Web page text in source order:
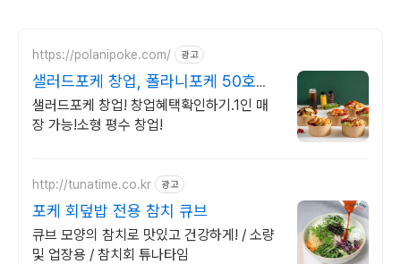
https://polanipoke.com/ 광고
샐러드포케 창업, 폴라니포케 50호점
까지프로모션진행중!!
샐러드포케 창업! 창업혜택확인하기.1인 매
장 가능!소형 평수 창업!
http://tunatime.co.kr 광고
포케 회덮밥 전용 참치 큐브
큐브 모양의 참치로 맛있고 건강하게! / 소량
및 업장용 / 참치회 튜나타임